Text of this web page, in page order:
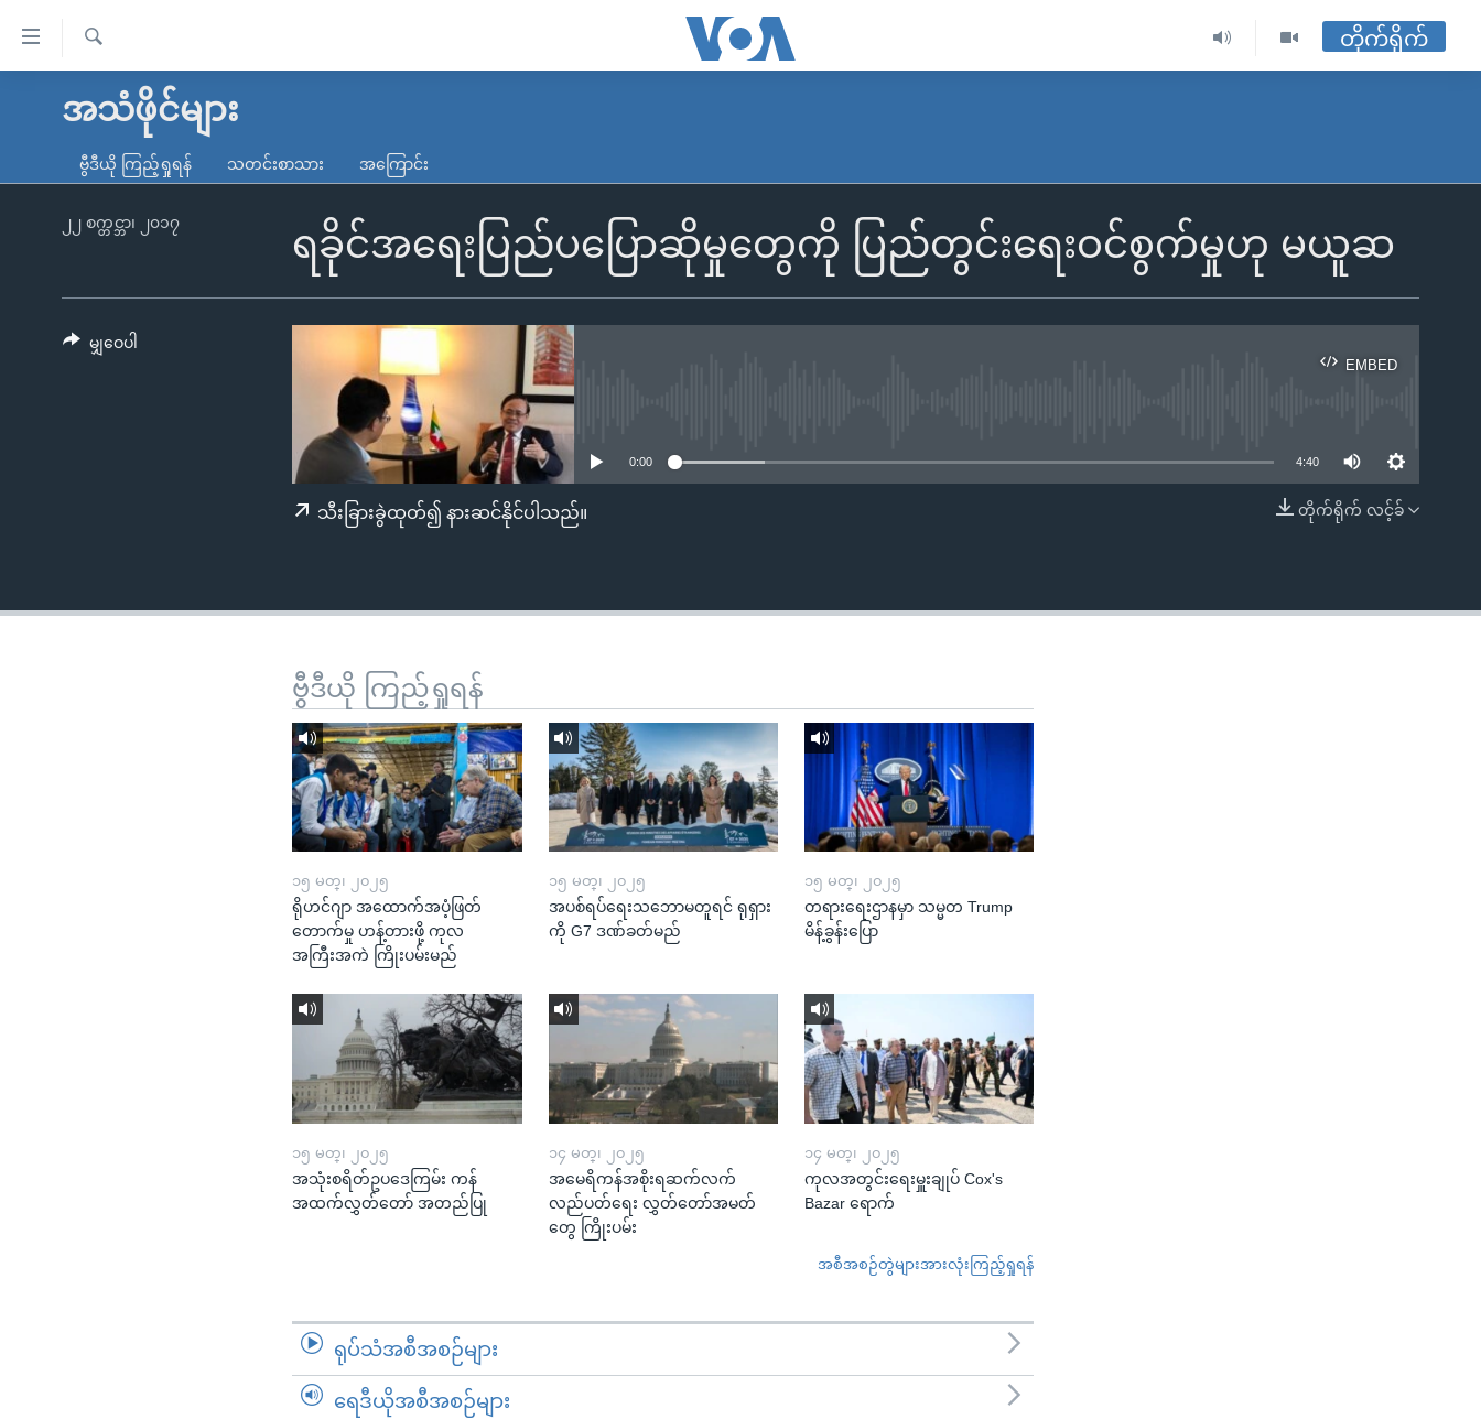
လွယ်ကူ
သည့်
ကျော်
မူလစာမျက်နှာ
ကမ္ဘာ့သတင်းများ
နိုင်ငံတကာ
တရုတ်
အစ္စရေး-ပါလက်စတိုင်း
ရပ်ဝန်းတခု လမ်းတခု အလွန်
အင်္ဂလိပ်စာလေ့လာမယ်
ရ
တိုက်ရိုက်
အသံဖိုင်များ
ဗွီဒီယို ကြည့်ရှုရန် သတင်းစာသား အကြောင်း
ရခိုင်အရေးပြည်ပပြောဆိုမှုတွေကို ပြည်တွင်းရေးဝင်စွက်မှုဟု မယူဆ
၂၂ စက္တင္ဘာ၊ ၂၀၁၇
EMBED
EMBED
0:00 4:40
တိုက်ရိုက် လင့်ခ်
သီးခြားခွဲထုတ်၍ နားဆင်နိုင်ပါသည်။
မျှဝေပါ
ဗွီဒီယို ကြည့်ရှုရန်
၁၅ မတ္၊ ၂၀၂၅
ရိုဟင်ဂျာ အထောက်အပံ့ဖြတ်
တောက်မှု ဟန့်တားဖို့ ကုလ
အကြီးအကဲ ကြိုးပမ်းမည်
၁၅ မတ္၊ ၂၀၂၅
အပစ်ရပ်ရေးသဘောမတူရင် ရုရှား
ကို G7 ဒဏ်ခတ်မည်
၁၅ မတ္၊ ၂၀၂၅
တရားရေးဌာနမှာ သမ္မတ Trump
မိန့်ခွန်းပြော
၁၅ မတ္၊ ၂၀၂၅
အသုံးစရိတ်ဥပဒေကြမ်း ကန်
အထက်လွှတ်တော် အတည်ပြု
၁၄ မတ္၊ ၂၀၂၅
အမေရိကန်အစိုးရဆက်လက်
လည်ပတ်ရေး လွှတ်တော်အမတ်
တွေ ကြိုးပမ်း
၁၄ မတ္၊ ၂၀၂၅
ကုလအတွင်းရေးမှူးချုပ် Cox's
Bazar ရောက်
အစီအစဉ်တွဲများအားလုံးကြည့်ရှုရန်
ရုပ်သံအစီအစဉ်များ
ရေဒီယိုအစီအစဉ်များ